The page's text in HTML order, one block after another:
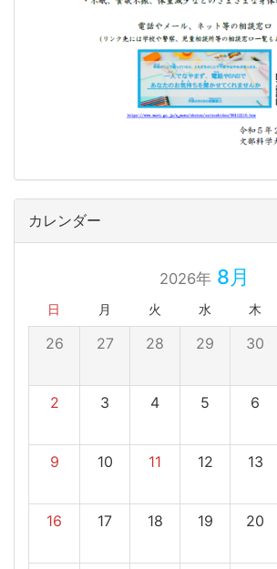
カレンダー
2026年8月
日 月 火 水 木
26 27 28 29 30
2 3 4 5 6
9 10 11 12 13
16 17 18 19 20